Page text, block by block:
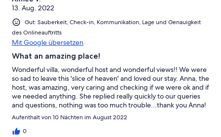
everything we needed.
13. Aug. 2022
Gut: Sauberkeit, Check-in, Kommunikation, Lage und Genauigkeit
des Onlineauftritts
Mit Google übersetzen
What an amazing place!
Wonderful villa, wonderful host and wonderful views!! We were
so sad to leave this 'slice of heaven' and loved our stay. Anna, the
host, was amazing, very caring and checking if we were ok and if
we needed anything. She replied really quickly to our queries
and questions, nothing was too much trouble...thank you Anna!
The views from the property were breath-taking and we'd love
to stay there again one day. The pool was great and cleaned on
a daily basis and we had a house-cleaner once during our stay.
Aufenthalt von 10 Nächten im August 2022
0